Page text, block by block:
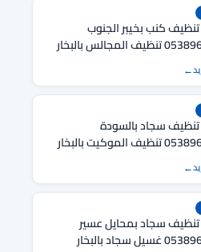
كنب بخيبر الجنوب
المجالس بالبخار
سجاد بالسودة
الموكيت بالبخار
سجاد بمحايل عسير
سجاد بالبخار